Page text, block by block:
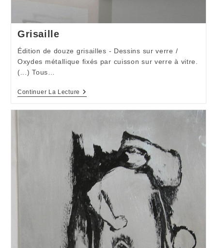
Grisaille
Édition de douze grisailles - Dessins sur verre /
Oxydes métallique fixés par cuisson sur verre à vitre.
(...) Tous…
Continuer La Lecture Grisaille